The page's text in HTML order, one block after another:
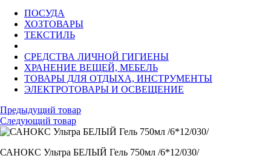
ПОСУДА
ХОЗТОВАРЫ
ТЕКСТИЛЬ
СРЕДСТВА ЛИЧНОЙ ГИГИЕНЫ
ХРАНЕНИЕ ВЕЩЕЙ, МЕБЕЛЬ
ТОВАРЫ ДЛЯ ОТДЫХА, ИНСТРУМЕНТЫ
ЭЛЕКТРОТОВАРЫ И ОСВЕЩЕНИЕ
Предыдущий товар
Следующий товар
САНОКС Ультра БЕЛЫЙ Гель 750мл /6*12/030/